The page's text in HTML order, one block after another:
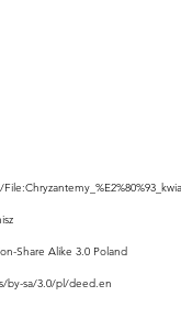
Share Alike 3.0 Poland
by-sa/3.0/pl/deed.en